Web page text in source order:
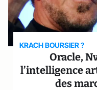
KRACH BOURSIER ?
Oracle,
l’intelligence
des